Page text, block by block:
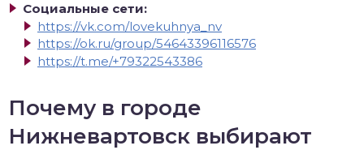
Социальные сети:
https://vk.com/lovekuhnya_nv
https://ok.ru/group/54643396116576
https://t.me/+79322543386
Почему в городе
Нижневартовск выбирают